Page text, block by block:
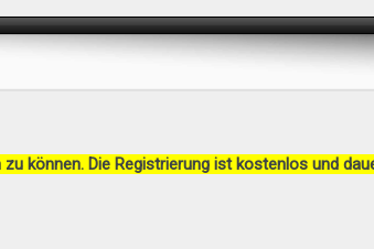
können. Die Registrierung ist kostenlos und